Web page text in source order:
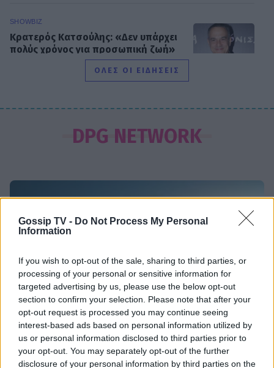
Gossip TV - Do Not Process My Personal
Information
If you wish to opt-out of the sale, sharing to third parties, or
processing of your personal or sensitive information for
targeted advertising by us, please use the below opt-out
section to confirm your selection. Please note that after your
opt-out request is processed you may continue seeing
interest-based ads based on personal information utilized by
us or personal information disclosed to third parties prior to
your opt-out. You may separately opt-out of the further
disclosure of your personal information by third parties on the
SHOWBIZ
Κρατερός Κατσούλης: «Δεν υπάρχει
πολύς χρόνος για προσωπική ζωή»
Ρουμελιώτη: Δεν σταματά να
γκρινιάζει ο γιος της - Η ανάρτηση
Αντόνιο Μπαντέρας: Η καρδιακή
προσβολή που του άλλαξε τη ζωή
SHOWBIZ
«Θα κινηθώ νομικά» - Κόλαφος ο
Χρίστος Κούγιας για τα
δημοσιεύματα που αφορούν την
προσωπική του ζωή
ΟΛΕΣ ΟΙ ΕΙΔΗΣΕΙΣ
DPG NETWORK
Τι είναι το «σύννεφο φωτιάς» -pyrocumulus ή
πυροσωρείτης: Δείτε βίντεο της πυρκαγιάς στον